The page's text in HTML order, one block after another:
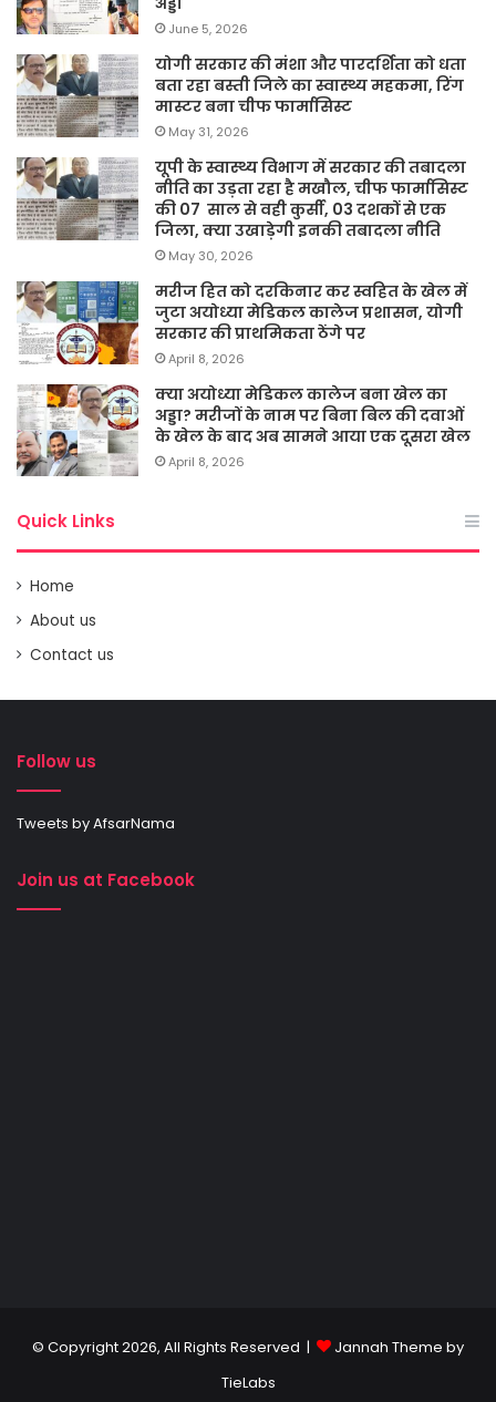
June 5, 2026
योगी सरकार की मंशा और पारदर्शिता को धता
बता रहा बस्ती जिले का स्वास्थ्य महकमा, रिंग
मास्टर बना चीफ फार्मासिस्ट
May 31, 2026
यूपी के स्वास्थ्य विभाग में सरकार की तबादला
नीति का उड़ता रहा है मखौल, चीफ फार्मासिस्ट
की 07 साल से वही कुर्सी, 03 दशकों से एक
जिला, क्या उखाड़ेगी इनकी तबादला नीति
May 30, 2026
मरीज हित को दरकिनार कर स्वहित के खेल में
जुटा अयोध्या मेडिकल कालेज प्रशासन, योगी
सरकार की प्राथमिकता ठेंगे पर
April 8, 2026
क्या अयोध्या मेडिकल कालेज बना खेल का
अड्डा? मरीजों के नाम पर बिना बिल की दवाओं
के खेल के बाद अब सामने आया एक दूसरा खेल
April 8, 2026
Quick Links
Home
About us
Contact us
Follow us
Tweets by AfsarNama
Join us at Facebook
© Copyright 2026, All Rights Reserved |
Jannah Theme by
TieLabs